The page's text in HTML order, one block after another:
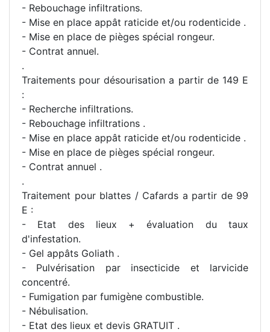
- Rebouchage infiltrations.
- Mise en place appât raticide et/ou rodenticide .
- Mise en place de pièges spécial rongeur.
- Contrat annuel.
.
Traitements pour désourisation a partir de 149 E
:
- Recherche infiltrations.
- Rebouchage infiltrations .
- Mise en place appât raticide et/ou rodenticide .
- Mise en place de pièges spécial rongeur.
- Contrat annuel .
.
Traitement pour blattes / Cafards a partir de 99
E :
- Etat des lieux + évaluation du taux
d'infestation.
- Gel appâts Goliath .
- Pulvérisation par insecticide et larvicide
concentré.
- Fumigation par fumigène combustible.
- Nébulisation.
- Etat des lieux et devis GRATUIT .